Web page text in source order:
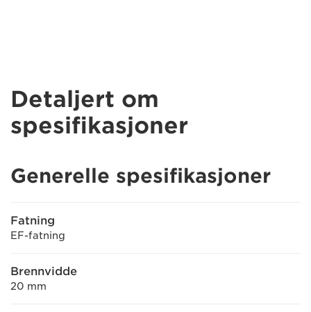
Detaljert om
spesifikasjoner
Generelle spesifikasjoner
Fatning
EF-fatning
Brennvidde
20 mm